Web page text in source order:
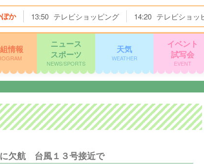
か 13:50 テレビショッピング 14:20 テレビショッ
情報
ニュース
スポーツ
NEWS/SPORTS
天気
WEATHER
イベント
試写会
EVENT
欠航 台風１３号接近で